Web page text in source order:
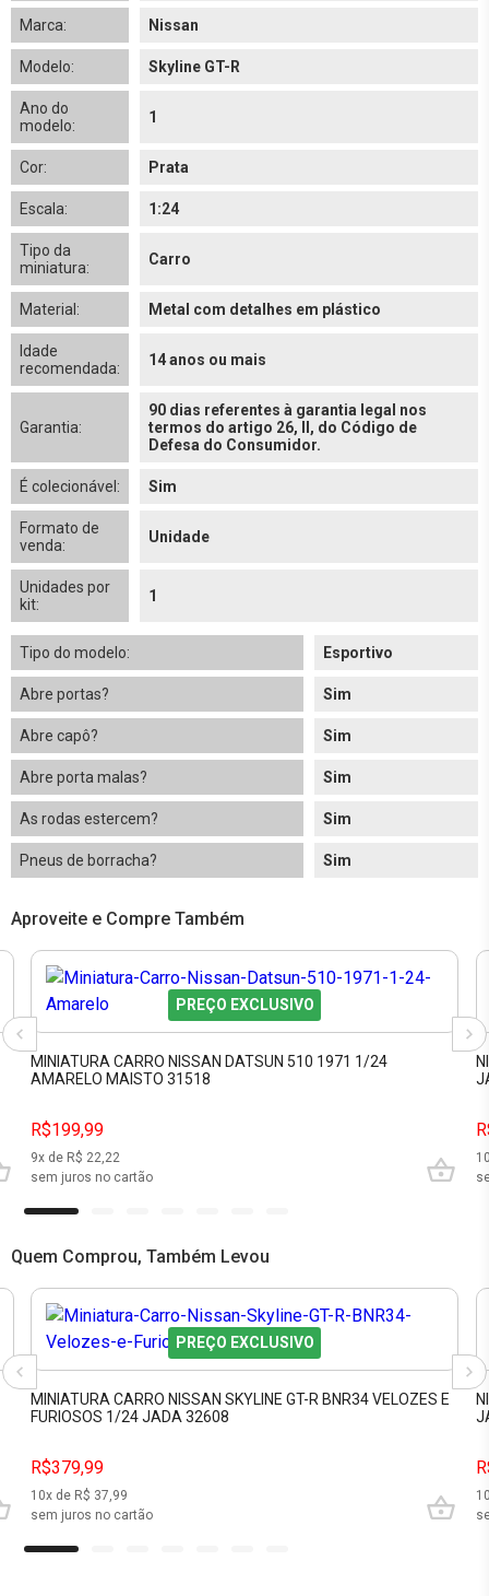
Marca: Nissan
Modelo: Skyline GT-R
Ano do
modelo:
1
Cor: Prata
Escala: 1:24
Tipo da
miniatura:
Carro
Material: Metal com detalhes em plástico
Idade
recomendada:
14 anos ou mais
Garantia:
90 dias referentes à garantia legal nos
termos do artigo 26, II, do Código de
Defesa do Consumidor.
É colecionável: Sim
Formato de
venda:
Unidade
Unidades por
kit:
1
Tipo do modelo: Esportivo
Abre portas? Sim
Abre capô? Sim
Abre porta malas? Sim
As rodas estercem? Sim
Pneus de borracha? Sim
Aproveite e Compre Também
PREÇO EXCLUSIVO
MINIATURA CARRO NISSAN DATSUN 510 1971 1/24
AMARELO MAISTO 31518
R$199,99
9x de R$ 22,22
sem juros no cartão
Quem Comprou, Também Levou
PREÇO EXCLUSIVO
MINIATURA CARRO NISSAN SKYLINE GT-R BNR34 VELOZES E
FURIOSOS 1/24 JADA 32608
R$379,99
10x de R$ 37,99
sem juros no cartão